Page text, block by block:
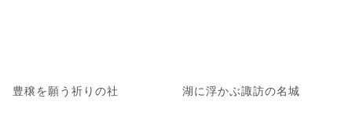
豊穣を願う祈りの社 湖に浮かぶ諏訪の名城